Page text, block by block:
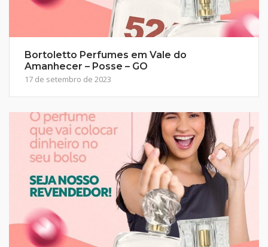
Bortoletto Perfumes em Vale do
Amanhecer – Posse – GO
17 de setembro de 2023